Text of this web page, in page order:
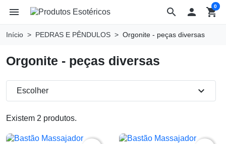
search
menu  shopping_cart
0
Início PEDRAS E PÊNDULOS Orgonite - peças diversas
Orgonite - peças diversas
Existem 2 produtos.
Escolher expand_more